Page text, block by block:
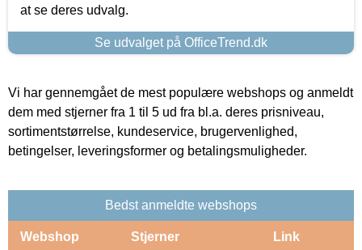
at se deres udvalg.
Se udvalget på OfficeTrend.dk
Vi har gennemgået de mest populære webshops og anmeldt
dem med stjerner fra 1 til 5 ud fra bl.a. deres prisniveau,
sortimentstørrelse, kundeservice, brugervenlighed,
betingelser, leveringsformer og betalingsmuligheder.
Bedst anmeldte webshops
Webshop Stjerner Link